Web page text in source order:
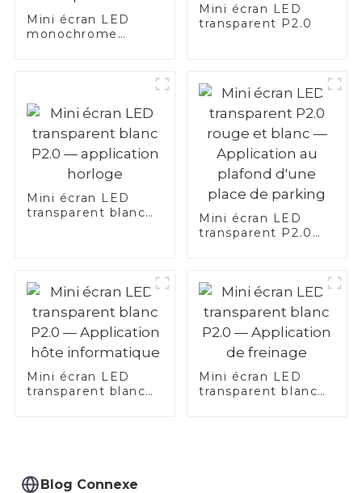
Mini écran LED
monochrome
Mini écran LED
transparent P2.0
Mini écran LED
transparent blanc
Mini écran LED
transparent P2.0
plafond d'une place
de parking
Mini écran LED
transparent blanc
Mini écran LED
transparent blanc
Blog Connexe